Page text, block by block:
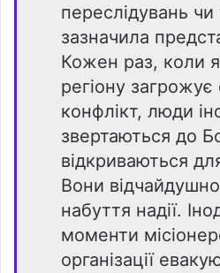
переслідувань чи
зазначила
Кожен раз, коли
регіону
конфлікт, люди
звертаються до
відкриваються
Вони
набуття надії.
моменти
організації